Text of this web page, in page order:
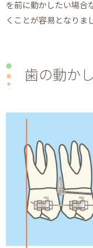
を前に動かしたい場合
くことが容易となりま
歯の動か